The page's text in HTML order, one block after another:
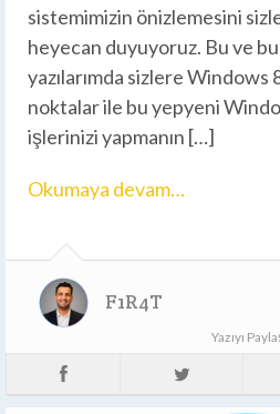
sistemimizin önizlemesini
heyecan duyuyoruz. Bu ve
yazılarımda sizlere Windows
noktalar ile bu yepyeni
işlerinizi yapmanın […]
Okumaya devam…
F1R4T
Yazıyı